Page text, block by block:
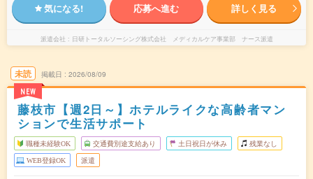
気になる! 応募へ進む 詳しく見る
派遣会社 日研トータルソーシング株式会社 メディカルケア事業部 ナース派遣
未読
NEW
掲載日 2026/08/09
藤枝市【週2日～】ホテルライクな高齢者マン
ションで生活サポート
職種未経験OK 交通費別途支給あり 土日祝日が休み 残業なし
WEB登録OK 派遣